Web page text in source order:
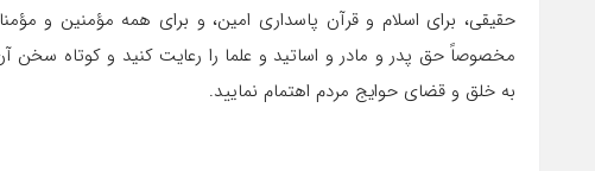
حقيقى، براى اسلام و قرآن پاسدارى امين، و براى همه مؤمنين و
مخصوصاً حق پدر و مادر و اساتيد و علما را رعايت كنيد و كوتاه سخن
به خلق و قضاى حوايج مردم اهتمام نماييد.